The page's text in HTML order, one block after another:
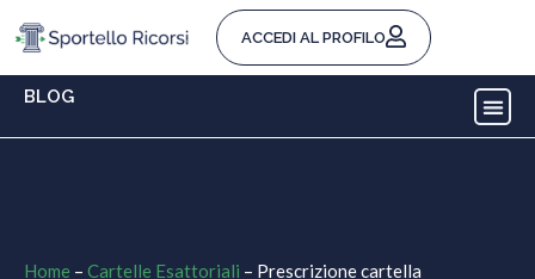
ACCEDI AL PROFILO
BLOG
Home – Cartelle Esattoriali – Prescrizione cartella